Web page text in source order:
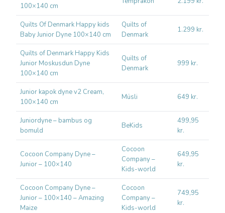
100×140 cm
Quilts Of Denmark Happy kids
Baby Junior Dyne 100×140 cm
Quilts of
Denmark
1.299 kr.
Quilts of Denmark Happy Kids
Junior Moskusdun Dyne
100×140 cm
Quilts of
Denmark
999 kr.
Junior kapok dyne v2 Cream,
100×140 cm
Müsli 649 kr.
Juniordyne – bambus og
bomuld
BeKids
499,95
kr.
Cocoon Company Dyne –
Junior – 100×140
Cocoon
Company –
Kids-world
649,95
kr.
Cocoon Company Dyne –
Junior – 100×140 – Amazing
Maize
Cocoon
Company –
Kids-world
749,95
kr.